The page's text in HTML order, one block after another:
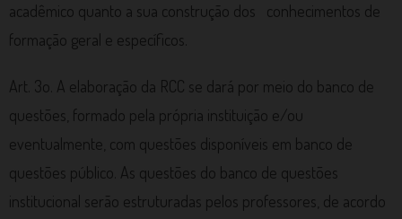
acadêmico quanto a sua construção dos conhecimentos de
formação geral e específicos.
Art. 3o. A elaboração da RCC se dará por meio do banco de
questões, formado pela própria instituição e/ou
eventualmente, com questões disponíveis em banco de
questões público. As questões do banco de questões
institucional serão estruturadas pelos professores, de acordo